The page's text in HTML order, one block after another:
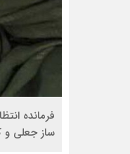
فرمانده
ساز جعلی و